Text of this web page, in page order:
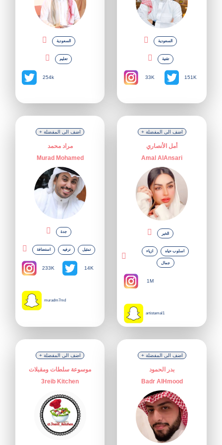
السعودية
تعليم
254k
السعودية
تقنية
33K 151K
+ اضف الى المفضلة
مراد محمد
Murad Mohamed
جدة
استضافة ترفيه تمثيل
233K 14K
muradm7md
+ اضف الى المفضلة
أمل الأنصاري
Amal AlAnsari
الخبر
ازياء اسلوب حياه
جمال
1M
artistamal1
+ اضف الى المفضلة
موسوعة سلطات ومقبلات
3reib Kitchen
+ اضف الى المفضلة
بدر الحمود
Badr AlHmood